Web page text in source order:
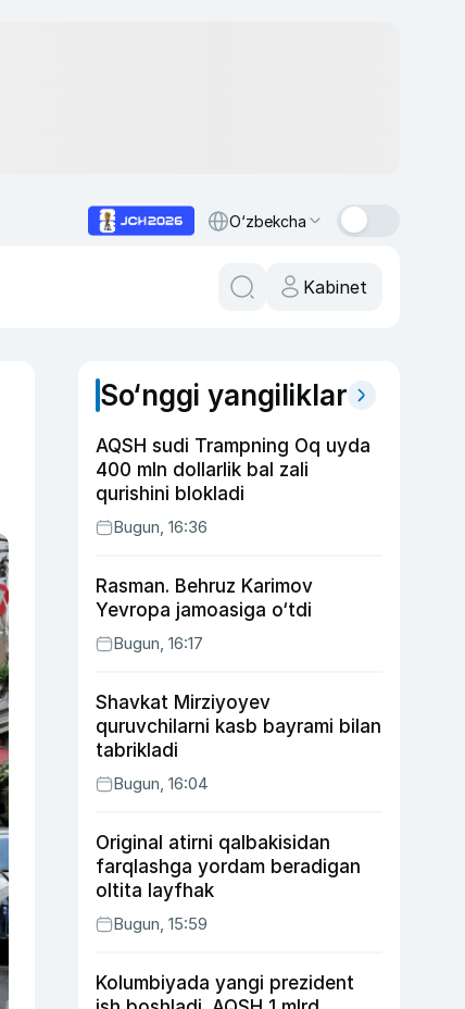
O‘zbekcha
Kabinet
So‘nggi yangiliklar
AQSH sudi Trampning Oq uyda
400 mln dollarlik bal zali
qurishini blokladi
Bugun, 16:36
Rasman. Behruz Karimov
Yevropa jamoasiga o‘tdi
Bugun, 16:17
Shavkat Mirziyoyev
quruvchilarni kasb bayrami bilan
tabrikladi
Bugun, 16:04
Original atirni qalbakisidan
farqlashga yordam beradigan
oltita layfhak
Bugun, 15:59
Kolumbiyada yangi prezident